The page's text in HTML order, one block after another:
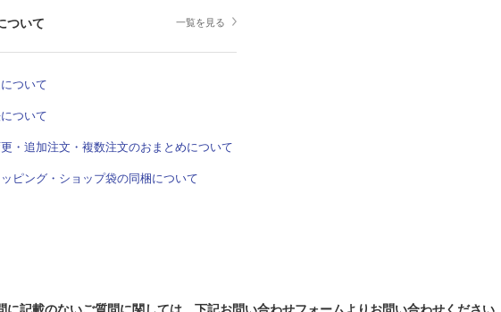
ついて 一覧を見る
ついて
ついて
・追加注文・複数注文のおまとめについて
ピング・ショップ袋の同梱について
に記載のないご質問に関しては、下記お問い合わせフォームよりお問い合わせください。